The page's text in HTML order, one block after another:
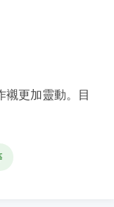
襯更加靈動。目